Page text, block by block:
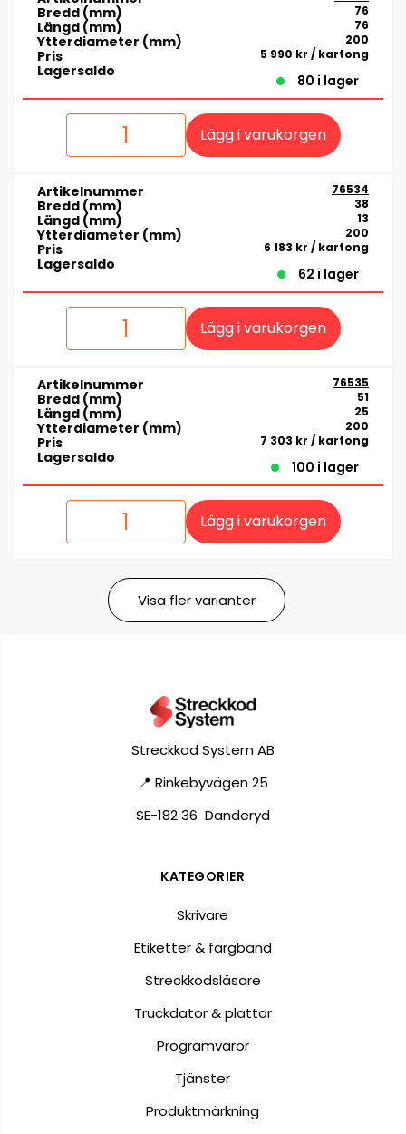
Bredd (mm) 76
Längd (mm) 76
Ytterdiameter (mm) 200
Pris 5 990 kr / kartong
Lagersaldo
80 i lager
Lägg i varukorgen
Artikelnummer 76534
Bredd (mm) 38
Längd (mm) 13
Ytterdiameter (mm) 200
Pris 6 183 kr / kartong
Lagersaldo
62 i lager
Lägg i varukorgen
Artikelnummer 76535
Bredd (mm) 51
Längd (mm) 25
Ytterdiameter (mm) 200
Pris 7 303 kr / kartong
Lagersaldo
100 i lager
Lägg i varukorgen
Visa fler varianter
Streckkod System AB
📍 Rinkebyvägen 25
SE-182 36 Danderyd
KATEGORIER
Skrivare
Etiketter & färgband
Streckkodsläsare
Truckdator & plattor
Programvaror
Tjänster
Produktmärkning